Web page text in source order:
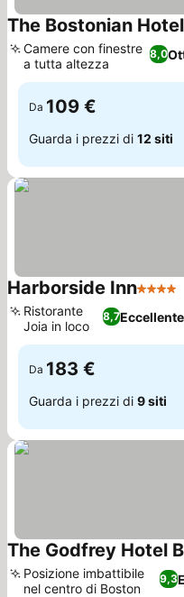
The Bostonian
8,0
Camere con finestre
a tutta altezza
Da 109 €
Guarda i prezzi di 12 siti
Harborside Inn4 Stelle
8,7Eccellente
Ristorante
Joia in loco
Da 183 €
Guarda i prezzi di 9 siti
The Godfrey Hotel
9,3
Posizione imbattibile
nel centro di Boston